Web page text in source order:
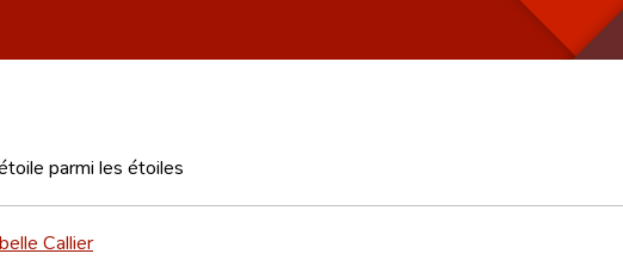
parmi les étoiles
Callier